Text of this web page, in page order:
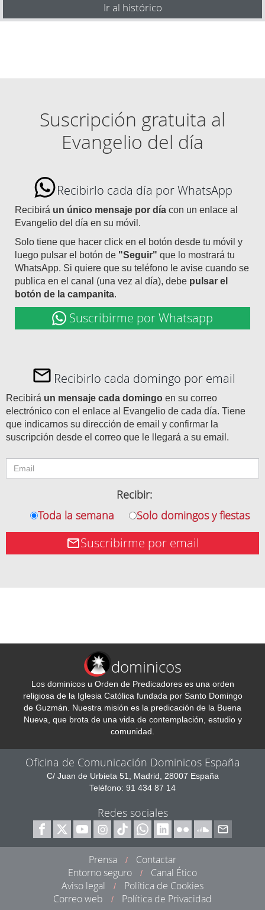
Ir al histórico
Suscripción gratuita al
Evangelio del día
Recibirlo cada día por WhatsApp
Recibirá un único mensaje por día con un enlace al
Evangelio del día en su móvil.
Solo tiene que hacer click en el botón desde tu móvil y
luego pulsar el botón de "Seguir" que lo mostrará tu
WhatsApp. Si quiere que su teléfono le avise cuando se
publica en el canal (una vez al día), debe pulsar el
botón de la campanita.
Suscribirme por Whatsapp
Recibirlo cada domingo por email
Recibirá un mensaje cada domingo en su correo
electrónico con el enlace al Evangelio de cada día. Tiene
que indicarnos su dirección de email y confirmar la
suscripción desde el correo que le llegará a su email.
Recibir:
Toda la semana
Solo domingos y fiestas
Suscribirme por email
dominicos
Los dominicos u Orden de Predicadores es una orden
religiosa de la Iglesia Católica fundada por Santo Domingo
de Guzmán. Nuestra misión es la predicación de la Buena
Nueva, que brota de una vida de contemplación, estudio y
comunidad.
Oficina de Comunicación Dominicos España
C/ Juan de Urbieta 51, Madrid, 28007 España
Teléfono: 91 434 87 14
Redes sociales
Prensa /
Contactar
Entorno seguro
/
Canal Ético
Aviso legal
/
Política de Cookies
Correo web
/ Política de Privacidad